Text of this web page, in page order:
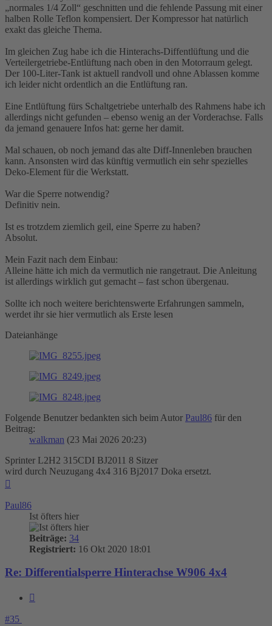
„normales 1/4 Zoll“ geschnitten und die fehlende Passung mit einer
halben Rolle Teflon kompensiert. Der Kompressor hat natürlich
exakt das gleiche Thema.
Im gleichen Zug habe ich die Hinterachs-Diffentlüftung und die
Verteilergetriebe-Entlüftung nach oben in den Motorraum gelegt.
Der 100-Liter-Tank ist aktuell randvoll und ohne Ablassen komme
ich leider nicht ordentlich an die Entlüftung ran.
Eine Entlüftung fürs Schaltgetriebe unterhalb des Rahmens habe ich
allerdings nicht gefunden – ebenso wenig an der Vorderachse. Falls
da jemand genauere Infos hat: gerne her damit.
Mal schauen, ob noch jemand das alte Diff-Innenleben brauchen
kann. Ansonsten wird das künftig vermutlich ein sehr spezielles
Deko-Element für die Werkstatt.
War die Sperre notwendig?
Definitiv nein.
Ist es trotzdem ziemlich geil, eine Sperre zu haben?
Absolut.
Mein Fazit nach dem Einbau:
Alleine hätte ich mich da vermutlich nie rangetraut. Die Anleitung
ist allerdings wirklich gut gemacht – fast schon übergenau.
Sollte ich noch weitere berichtenswerte Erfahrungen sammeln,
werdet ihr sie hier vermutlich als Erste lesen
Dateianhänge
Folgende Benutzer bedankten sich beim Autor Paul86 für den
Beitrag:
walkman (23 Mai 2026 20:23)
Sprinter L2H2 315CDI BJ2011 8 Sitzer
wird durch Neuzugang 4x4 316 Bj2017 Doka ersetzt.
Paul86
Ist öfters hier
Beiträge: 34
Registriert: 16 Okt 2020 18:01
Re: Differentialsperre Hinterachse W906 4x4
#35